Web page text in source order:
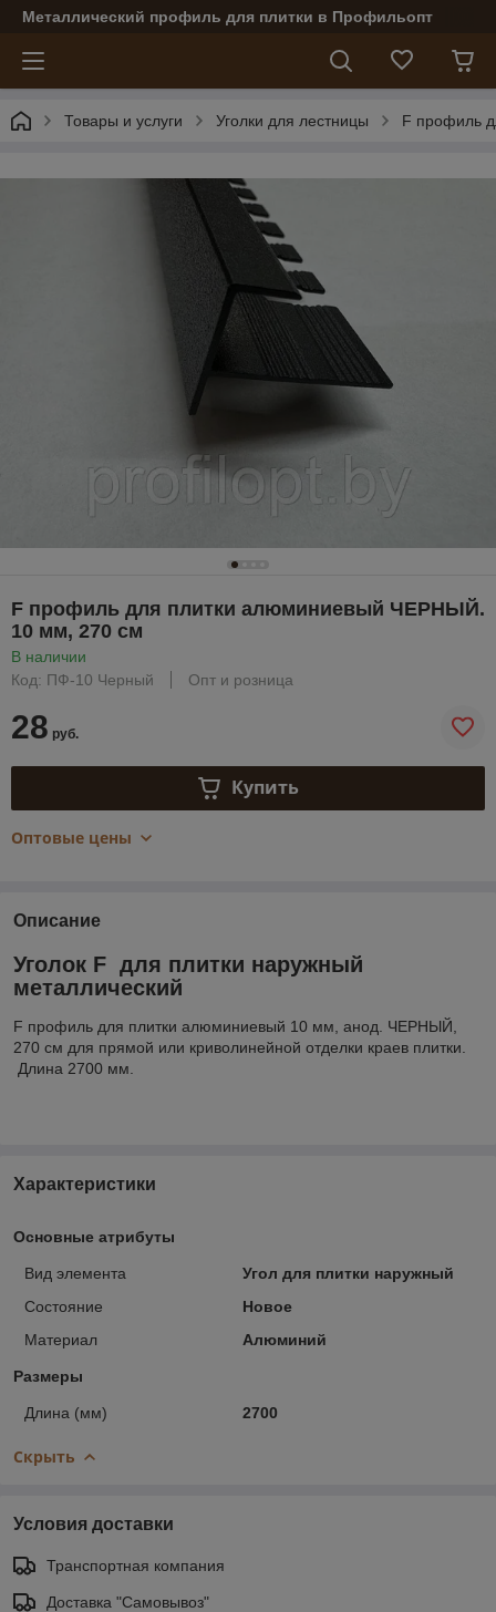
Металлический профиль для плитки в Профильопт
Товары и услуги Уголки для лестницы F профиль
F профиль для плитки алюминиевый ЧЕРНЫЙ.
10 мм, 270 см
В наличии
Код: ПФ-10 Черный
Опт и розница
28 руб.
Купить
Оптовые цены
Описание
Уголок F для плитки наружный
металлический
F профиль для плитки алюминиевый 10 мм, анод. ЧЕРНЫЙ,
270 см для прямой или криволинейной отделки краев плитки.
Длина 2700 мм.
Характеристики
Основные атрибуты
Вид элемента
Угол для плитки наружный
Состояние
Новое
Материал
Алюминий
Размеры
Длина (мм) 2700
Скрыть
Условия доставки
Транспортная компания
Доставка "Самовывоз"